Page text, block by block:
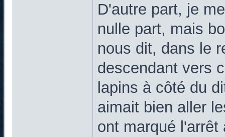
D'autre part, je
nulle part, mais
nous dit, dans le
descendant vers
lapins à côté du
aimait bien aller
ont marqué